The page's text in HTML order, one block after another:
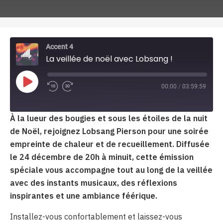
Accent 4
La veillée de noël avec Lobsang !
Play
Episode
00:00 / 03:59:59
À la lueur des bougies et sous les étoiles de la nuit
de Noël, rejoignez Lobsang Pierson pour une soirée
empreinte de chaleur et de recueillement. Diffusée
le 24 décembre de 20h à minuit, cette émission
spéciale vous accompagne tout au long de la veillée
avec des instants musicaux, des réflexions
inspirantes et une ambiance féérique.
Installez-vous confortablement et laissez-vous